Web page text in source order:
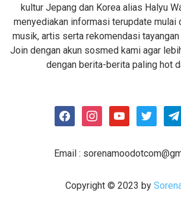
kultur Jepang dan Korea alias Halyu
menyediakan informasi terupdate mulai
musik, artis serta rekomendasi tayangan
Join dengan akun sosmed kami agar
dengan berita-berita paling hot
facebookinstagramyoutubetwitter
Email :
Copyright © 2023 by